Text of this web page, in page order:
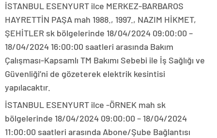
İSTANBUL ESENYURT ilce MERKEZ-BARBAROS
HAYRETTİN PAŞA mah 1988., 1997., NAZIM HİKMET,
ŞEHİTLER sk bölgelerinde 18/04/2024 09:00:00 –
18/04/2024 16:00:00 saatleri arasında Bakım
Çalışması-Kapsamlı TM Bakımı Sebebi ile İş Sağlığı ve
Güvenliği’ni de gözeterek elektrik kesintisi
yapılacaktır.
İSTANBUL ESENYURT ilce -ÖRNEK mah sk
bölgelerinde 18/04/2024 09:00:00 – 18/04/2024
11:00:00 saatleri arasında Abone/Şube Bağlantısı